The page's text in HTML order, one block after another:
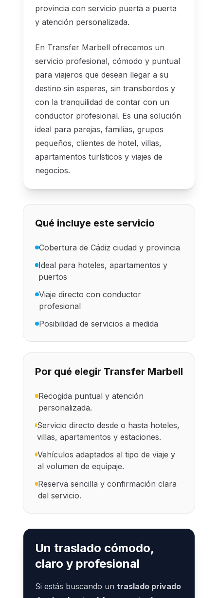
provincia con servicio puerta a puerta
y atención personalizada.
En Transfer Marbell ofrecemos un
servicio profesional, cómodo y puntual
para viajeros que desean llegar a su
destino sin esperas, sin transbordos y
con la tranquilidad de contar con un
conductor profesional. Es una solución
ideal para parejas, familias, grupos
pequeños, clientes de hotel, villas,
apartamentos turísticos y viajes de
negocios.
Qué incluye este servicio
Cobertura de Cádiz ciudad y provincia
Ideal para hoteles, apartamentos y
puertos
Viaje directo con conductor
profesional
Posibilidad de servicios a medida
Por qué elegir Transfer Marbell
Recogida puntual y atención
personalizada.
Servicio directo desde o hasta hoteles,
villas, apartamentos y estaciones.
Vehículos adaptados al tipo de viaje y
al volumen de equipaje.
Reserva sencilla y confirmación clara
del servicio.
Un traslado cómodo,
claro y profesional
Si estás buscando un traslado privado